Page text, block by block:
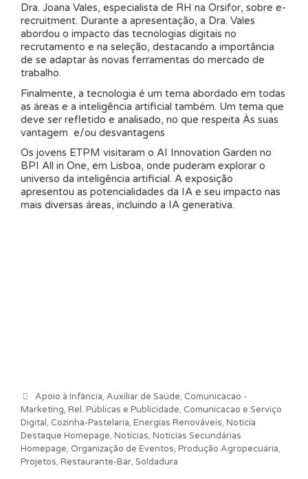
Dra. Joana Vales, especialista de RH na Orsifor, sobre e-
recruitment. Durante a apresentação, a Dra. Vales
abordou o impacto das tecnologias digitais no
recrutamento e na seleção, destacando a importância
de se adaptar às novas ferramentas do mercado de
trabalho.
Finalmente, a tecnologia é um tema abordado em todas
as áreas e a inteligência artificial também. Um tema que
deve ser refletido e analisado, no que respeita Às suas
vantagem e/ou desvantagens
Os jovens ETPM visitaram o AI Innovation Garden no
BPI All in One, em Lisboa, onde puderam explorar o
universo da inteligência artificial. A exposição
apresentou as potencialidades da IA e seu impacto nas
mais diversas áreas, incluindo a IA generativa.
Categorias
Apoio à Infância, Auxiliar de Saúde, Comunicacao -
Marketing, Rel. Públicas e Publicidade, Comunicacao e Serviço
Digital, Cozinha-Pastelaria, Energias Renováveis, Noticia
Destaque Homepage, Notícias, Noticias Secundárias
Homepage, Organização de Eventos, Produção Agropecuária,
Projetos, Restaurante-Bar, Soldadura